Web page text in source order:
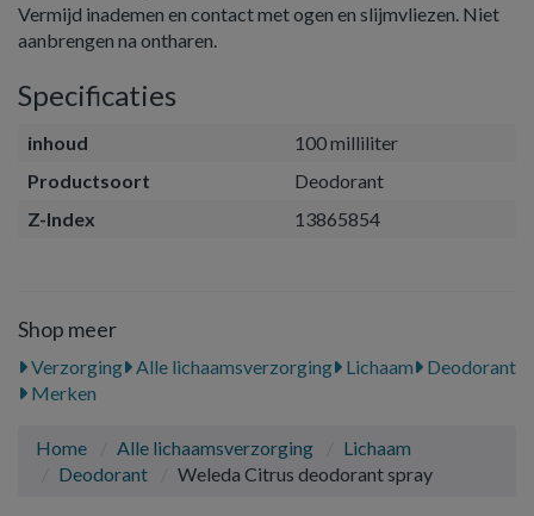
Vermijd inademen en contact met ogen en slijmvliezen. Niet
aanbrengen na ontharen.
Specificaties
inhoud
100 milliliter
Productsoort
Deodorant
Z-Index
13865854
Shop meer
Verzorging Alle lichaamsverzorging Lichaam
Deodorant
Merken
Home Alle lichaamsverzorging
Lichaam
Deodorant
Weleda Citrus deodorant spray